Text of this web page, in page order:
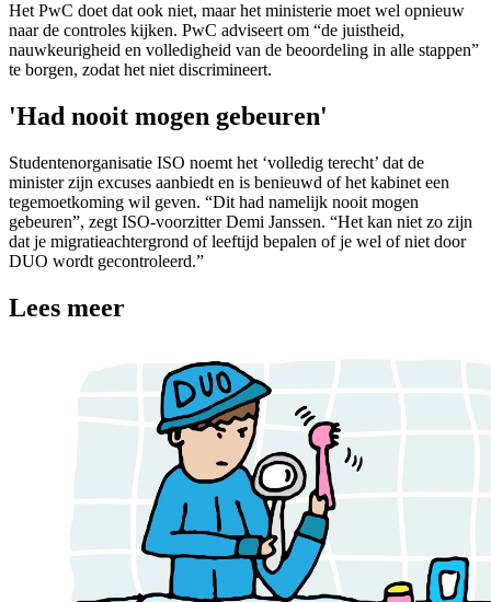
Het PwC doet dat ook niet, maar het ministerie moet wel opnieuw
naar de controles kijken. PwC adviseert om “de juistheid,
nauwkeurigheid en volledigheid van de beoordeling in alle stappen”
te borgen, zodat het niet discrimineert.
'Had nooit mogen gebeuren'
Studentenorganisatie ISO noemt het ‘volledig terecht’ dat de
minister zijn excuses aanbiedt en is benieuwd of het kabinet een
tegemoetkoming wil geven. “Dit had namelijk nooit mogen
gebeuren”, zegt ISO-voorzitter Demi Janssen. “Het kan niet zo zijn
dat je migratieachtergrond of leeftijd bepalen of je wel of niet door
DUO wordt gecontroleerd.”
Lees meer